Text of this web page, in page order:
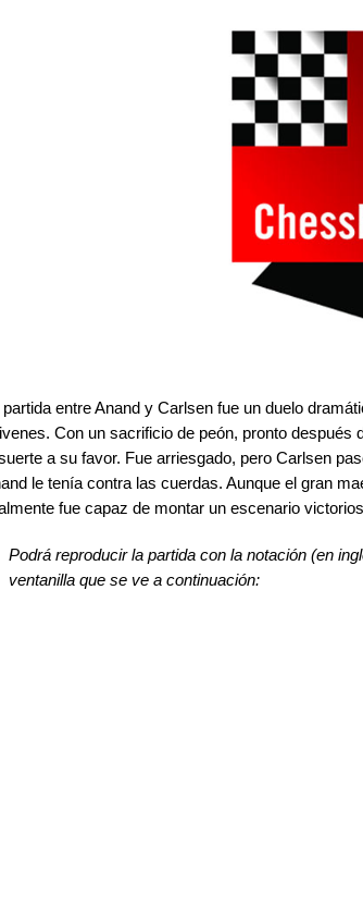
partida entre Anand y Carlsen fue un duelo
Con un sacrificio de peón, pronto
a su favor. Fue arriesgado, pero Carlsen
le tenía contra las cuerdas. Aunque el gran
fue capaz de montar un escenario
Podrá reproducir la partida con la notación (en
ventanilla que se ve a continuación: